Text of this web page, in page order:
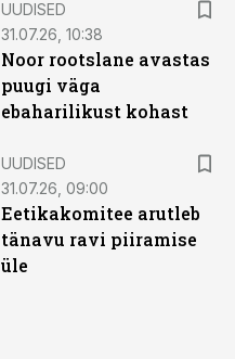
UUDISED
31.07.26, 10:38
Noor rootslane avastas
puugi väga
ebaharilikust kohast
UUDISED
31.07.26, 09:00
Eetikakomitee arutleb
tänavu ravi piiramise
üle